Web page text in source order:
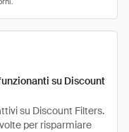
su Discount
su Discount Filters.
per risparmiare